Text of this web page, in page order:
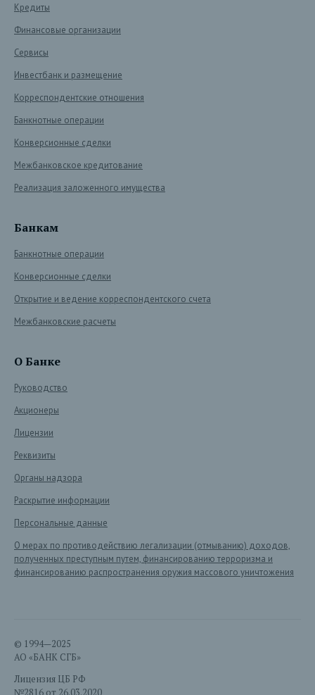
Кредиты
Финансовые организации
Сервисы
Инвестбанк и размещение
Корреспондентские отношения
Банкнотные операции
Конверсионные сделки
Межбанковское кредитование
Реализация заложенного имущества
Банкам
Банкнотные операции
Конверсионные сделки
Открытие и ведение корреспондентского счета
Межбанковские расчеты
О Банке
Руководство
Акционеры
Лицензии
Реквизиты
Органы надзора
Раскрытие информации
Персональные данные
О мерах по противодействию легализации (отмыванию) доходов,
полученных преступным путем, финансированию терроризма и
финансированию распространения оружия массового уничтожения
© 1994—2025
АО «БАНК СГБ»
Лицензия ЦБ РФ
№2816 от 26.03.2020